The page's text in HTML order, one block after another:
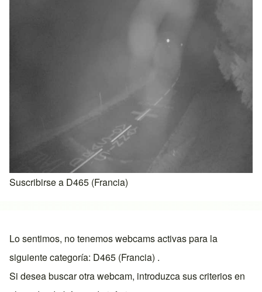
Suscribirse a D465 (Francia)
Lo sentimos, no tenemos webcams activas para la
siguiente categoría: D465 (Francia) .
Si desea buscar otra webcam, introduzca sus criterios en